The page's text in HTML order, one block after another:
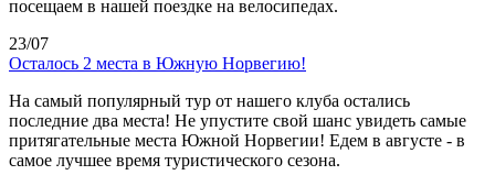
посещаем в нашей поездке на велосипедах.
23/07
Осталось 2 места в Южную Норвегию!
На самый популярный тур от нашего клуба остались
последние два места! Не упустите свой шанс увидеть самые
притягательные места Южной Норвегии! Едем в августе - в
самое лучшее время туристического сезона.